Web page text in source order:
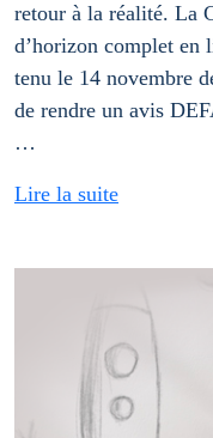
retour à la réalité. La
d’horizon complet en
tenu le 14 novembre
de rendre un avis
…
Lire la suite